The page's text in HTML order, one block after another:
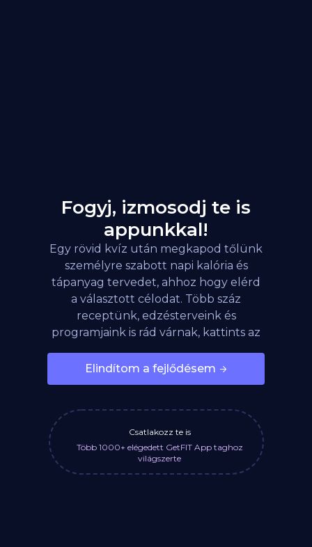
Fogyj, izmosodj te is
appunkkal!
Egy rövid kvíz után megkapod tőlünk
személyre szabott napi kalória és
tápanyag tervedet, ahhoz hogy elérd
a választott célodat. Több száz
receptünk, edzésterveink és
programjaink is rád várnak, kattints az
Elindítom a fejlődésem
Csatlakozz te is
Több 1000+ elégedett GetFIT App taghoz
világszerte